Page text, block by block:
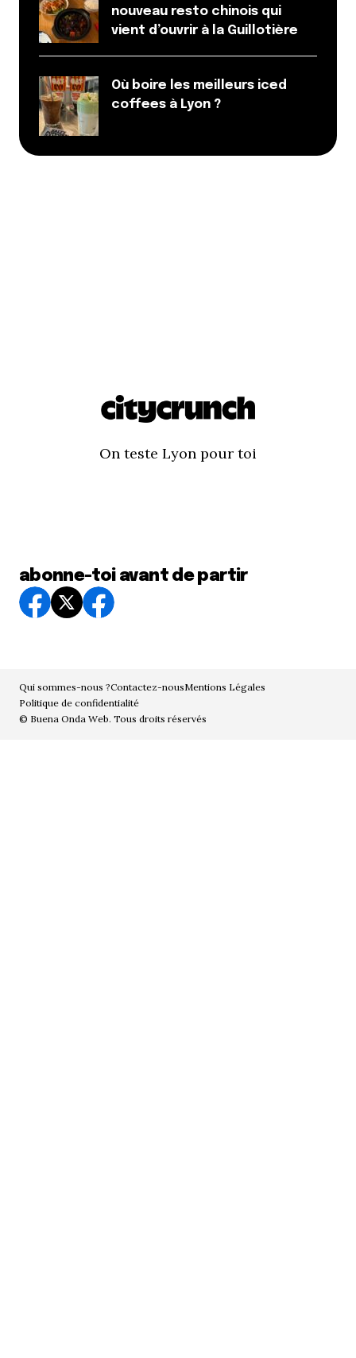
nouveau resto chinois qui
vient d’ouvrir à la Guillotière
Où boire les meilleurs iced
coffees à Lyon ?
On teste Lyon pour toi
abonne-toi avant de partir
Qui sommes-nous ?Contactez-nousMentions Légales
Politique de confidentialité
© Buena Onda Web. Tous droits réservés